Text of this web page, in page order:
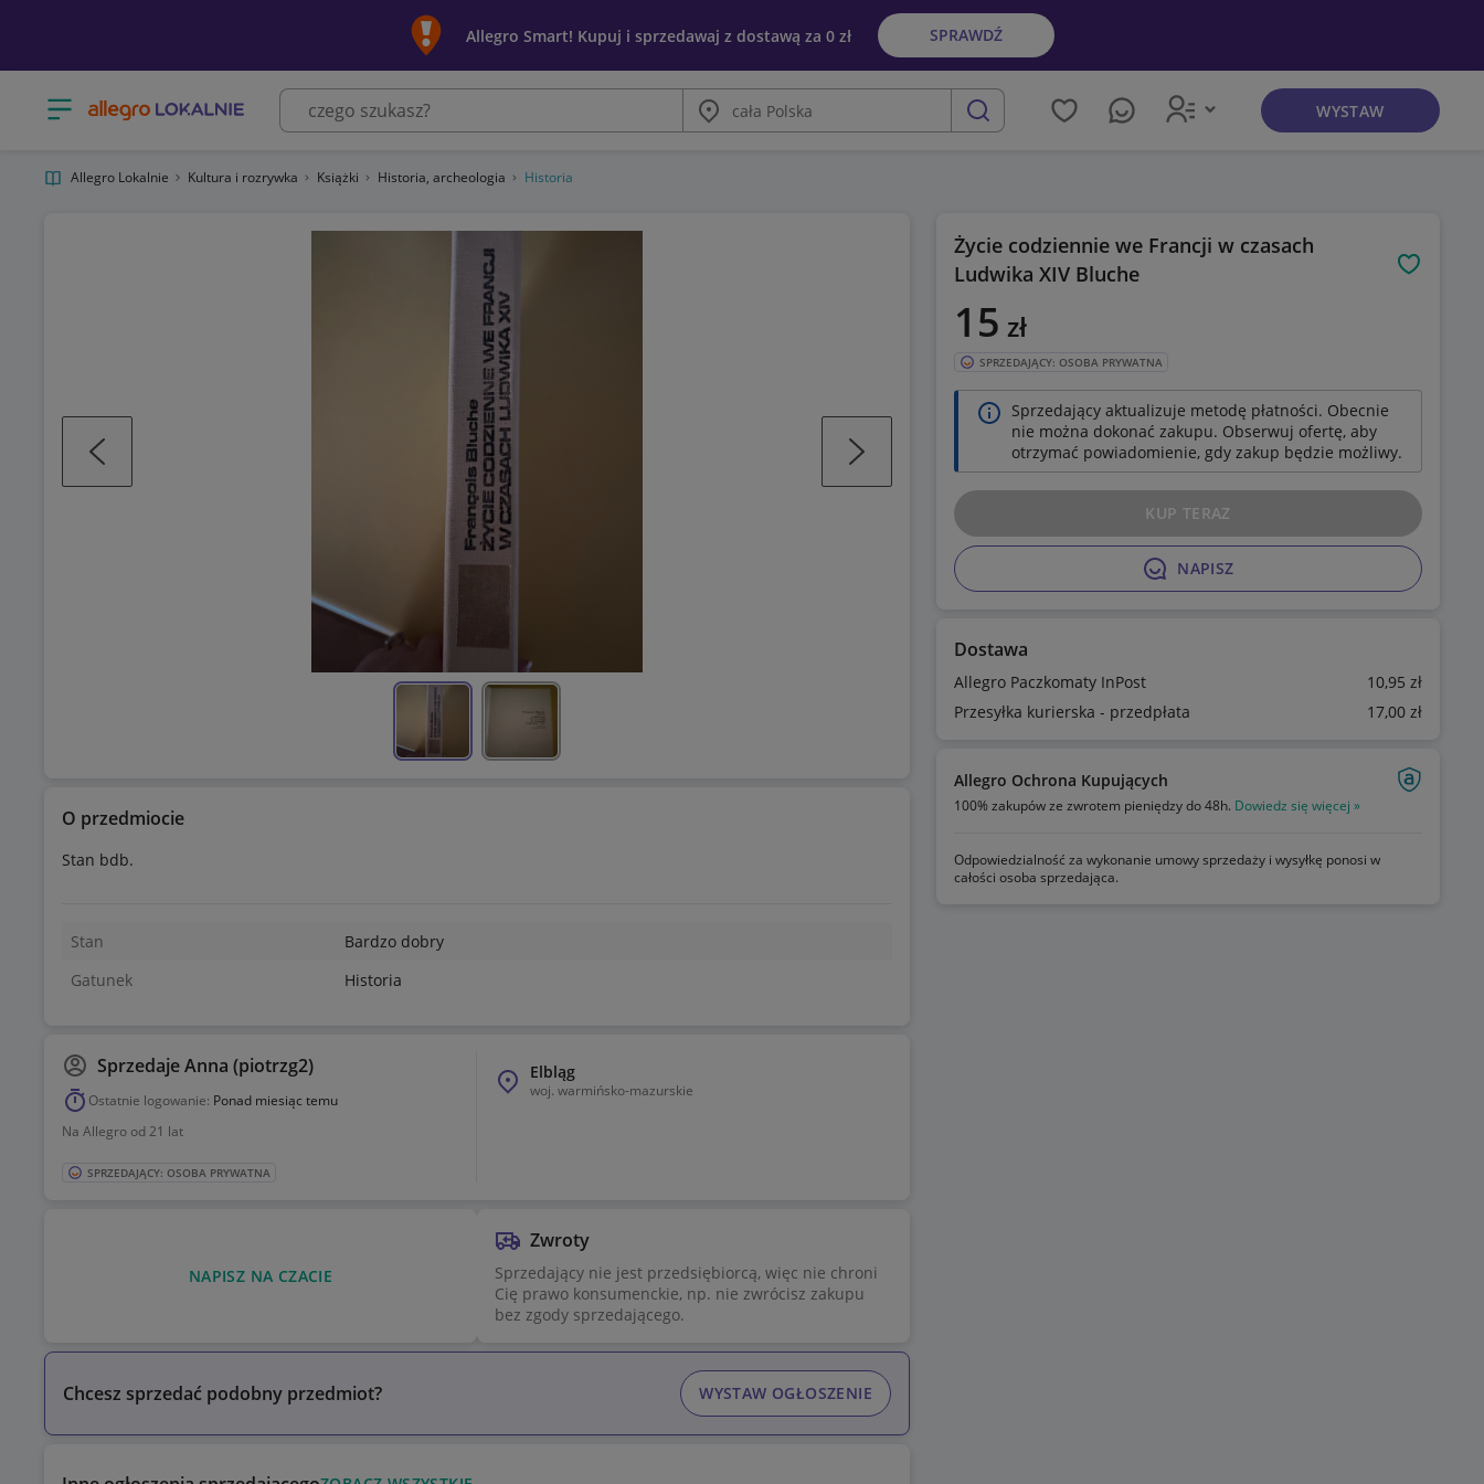
Allegro Smart! Kupuj i sprzedawaj z dostawą za 0 zł SPRAWDŹ
Otwórz menu z kategoriami
Miasto
szukaj
WYSTAW
Życie codziennie we Francji w czasach
Ludwika XIV Bluche
Obserwuj
15 zł
SPRZEDAJĄCY: OSOBA PRYWATNA
Sprzedający aktualizuje metodę płatności. Obecnie
nie można dokonać zakupu. Obserwuj ofertę, aby
otrzymać powiadomienie, gdy zakup będzie możliwy.
NAPISZ
KUP TERAZ
Dostawa
Allegro Paczkomaty InPost 10,95 zł
Przesyłka kurierska - przedpłata
17,00 zł
Allegro Ochrona Kupujących
100% zakupów ze zwrotem pieniędzy do 48h. Dowiedz się więcej »
Odpowiedzialność za wykonanie umowy sprzedaży i wysyłkę ponosi w
całości osoba sprzedająca.
O przedmiocie
Stan bdb.
Stan
Bardzo dobry
Gatunek
Historia
SprzedajeAnna (piotrzg2)
Ostatnie logowanie: Ponad miesiąc temu
Na Allegro od 21 lat
SPRZEDAJĄCY: OSOBA PRYWATNA
Elbląg
woj. warmińsko-mazurskie
NAPISZ NA CZACIE
Zwroty
Sprzedający nie jest przedsiębiorcą, więc nie chroni
Cię prawo konsumenckie, np. nie zwrócisz zakupu
bez zgody sprzedającego.
Allegro Lokalnie Kultura i rozrywka Książki Historia, archeologia Historia
Chcesz sprzedać podobny przedmiot? WYSTAW OGŁOSZENIE